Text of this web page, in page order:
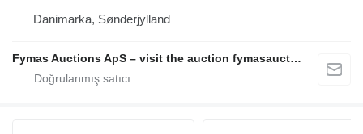
Danimarka, Sønderjylland
Fymas Auctions ApS – visit the auction fymasauctions.dk